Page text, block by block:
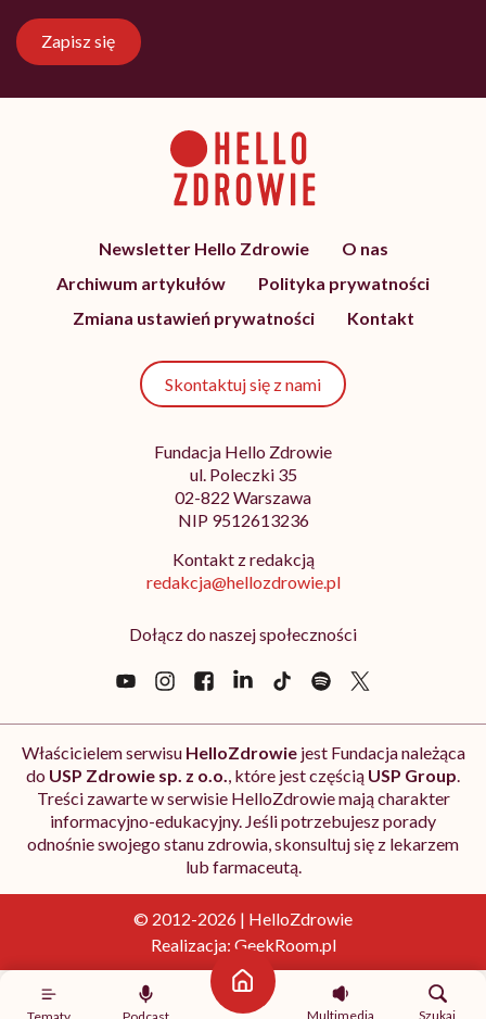
Strona główna
Multimedia
Szukaj
Zapisz się
Newsletter Hello Zdrowie
O nas
Archiwum artykułów
Polityka prywatności
Zmiana ustawień prywatności
Kontakt
Skontaktuj się z nami
Fundacja Hello Zdrowie
ul. Poleczki 35
02-822 Warszawa
NIP 9512613236
Kontakt z redakcją
redakcja@hellozdrowie.pl
Dołącz do naszej społeczności
Właścicielem serwisu HelloZdrowiejest Fundacja należąca
do USP Zdrowie sp. z o.o., które jest częścią USP Group.
Treści zawarte w serwisie HelloZdrowie mają charakter
informacyjno-edukacyjny. Jeśli potrzebujesz porady
odnośnie swojego stanu zdrowia, skonsultuj się z lekarzem
lub farmaceutą.
© 2012-2026 | HelloZdrowie
Realizacja: GeekRoom.pl